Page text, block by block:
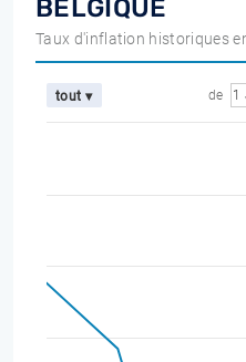
BELGIQUE
Taux d'inflation historiques
tout ▾ de 1